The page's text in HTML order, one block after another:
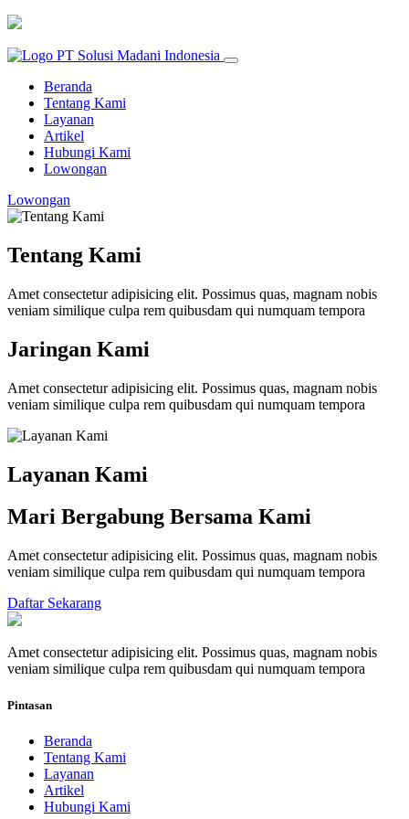
Beranda
Tentang Kami
Layanan
Artikel
Hubungi Kami
Lowongan
Lowongan
Tentang Kami
Amet consectetur adipisicing elit. Possimus quas, magnam nobis
veniam similique culpa rem quibusdam qui numquam tempora
Jaringan Kami
Amet consectetur adipisicing elit. Possimus quas, magnam nobis
veniam similique culpa rem quibusdam qui numquam tempora
Layanan Kami
Mari Bergabung Bersama Kami
Amet consectetur adipisicing elit. Possimus quas, magnam nobis
veniam similique culpa rem quibusdam qui numquam tempora
Daftar Sekarang
Amet consectetur adipisicing elit. Possimus quas, magnam nobis
veniam similique culpa rem quibusdam qui numquam tempora
Pintasan
Beranda
Tentang Kami
Layanan
Artikel
Hubungi Kami